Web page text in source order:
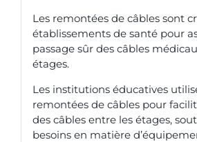
Les remontées de câbles sont
établissements de santé pour
passage sûr des câbles
étages.
Les institutions éducatives
remontées de câbles pour
des câbles entre les étages,
besoins en matière